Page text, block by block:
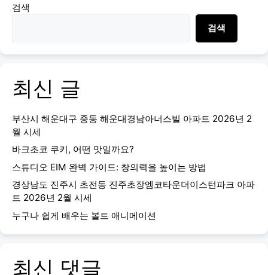
검색
검색
최신 글
부산시 해운대구 중동 해운대경남아너스빌 아파트 2026년 2
월 시세
바크초코 쿠키, 어떤 맛일까요?
스튜디오 EIM 완벽 가이드: 창의력을 높이는 방법
경상남도 진주시 초전동 진주초장엠코타운더이스턴파크 아파
트 2026년 2월 시세
누구나 쉽게 배우는 볼트 애니메이션
최신 댓글